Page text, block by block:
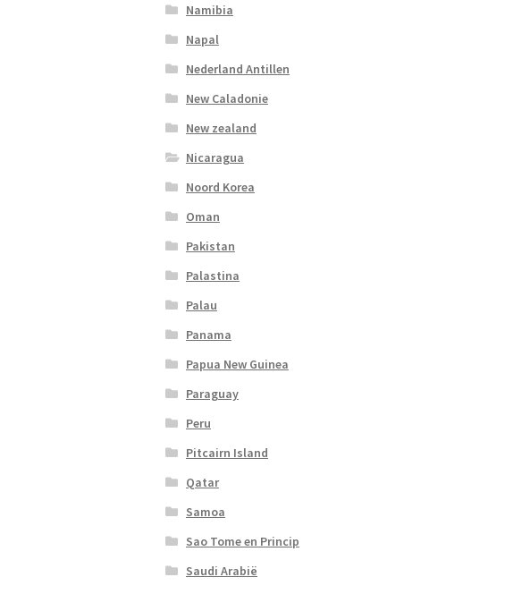
Namibia
Napal
Nederland Antillen
New Caladonie
New zealand
Nicaragua
Noord Korea
Oman
Pakistan
Palastina
Palau
Panama
Papua New Guinea
Paraguay
Peru
Pitcairn Island
Qatar
Samoa
Sao Tome en Princip
Saudi Arabië